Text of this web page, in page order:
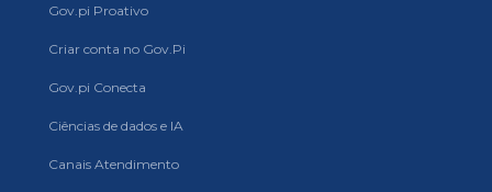
Gov.pi Proativo
Criar conta no Gov.Pi
Gov.pi Conecta
Ciências de dados e IA
Canais Atendimento